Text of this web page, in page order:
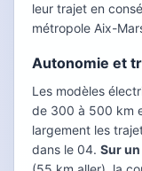
leur trajet en
métropole Aix-
Autonomie et
Les modèles
de 300 à 500 km
largement les
dans le 04. Sur